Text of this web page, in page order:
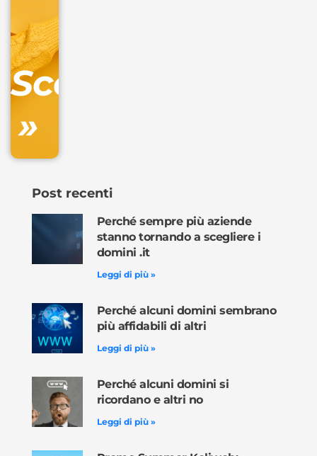
Scopri
»
Post recenti
Perché sempre più aziende
stanno tornando a scegliere i
domini .it
Leggi di più »
Perché alcuni domini sembrano
più affidabili di altri
Leggi di più »
Perché alcuni domini si
ricordano e altri no
Leggi di più »